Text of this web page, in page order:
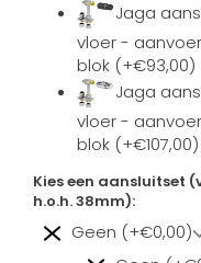
Jaga
vloer -
blok (+€93,00)
Jaga
vloer -
blok (+€107,00)
Kies een aansluitset
h.o.h. 38mm):
Geen (+€0,00)